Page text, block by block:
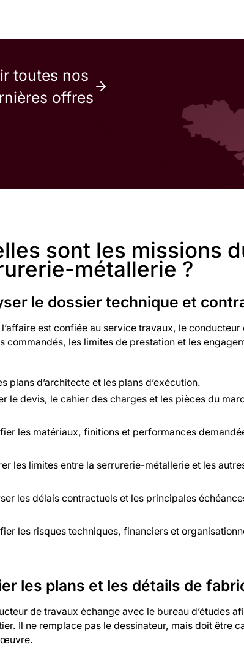
toutes nos
offres
sont les missions
métallerie ?
le dossier technique et
l’affaire est confiée au service travaux, le
commandés, les limites de prestation et les
plans d’architecte et les plans d’exécution.
le devis, le cahier des charges et les pièces du
les matériaux, finitions et performances
les limites entre la serrurerie-métallerie et les
les délais contractuels et les principales
les risques techniques, financiers et
les plans et les détails de
de travaux échange avec le bureau d’études
Il ne remplace pas le dessinateur, mais doit être
œuvre.